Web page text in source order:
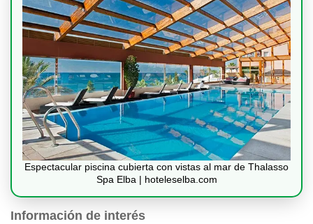
Espectacular piscina cubierta con vistas al mar de Thalasso
Spa Elba | hoteleselba.com
Información de interés